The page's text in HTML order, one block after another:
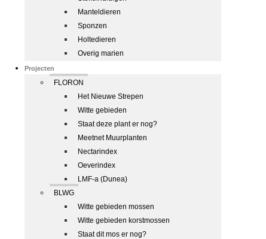
Manteldieren
Sponzen
Holtedieren
Overig marien
Projecten
FLORON
Het Nieuwe Strepen
Witte gebieden
Staat deze plant er nog?
Meetnet Muurplanten
Nectarindex
Oeverindex
LMF-a (Dunea)
BLWG
Witte gebieden mossen
Witte gebieden korstmossen
Staat dit mos er nog?